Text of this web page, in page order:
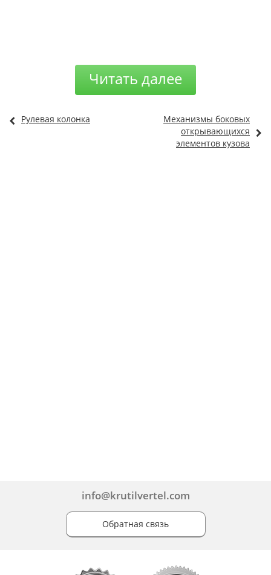
Читать далее
Рулевая колонка
Механизмы боковых
открывающихся
элементов кузова
info@krutilvertel.com
Обратная связь